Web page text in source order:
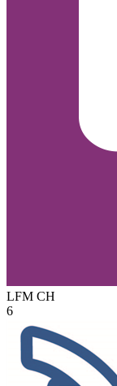
LFM CH
6